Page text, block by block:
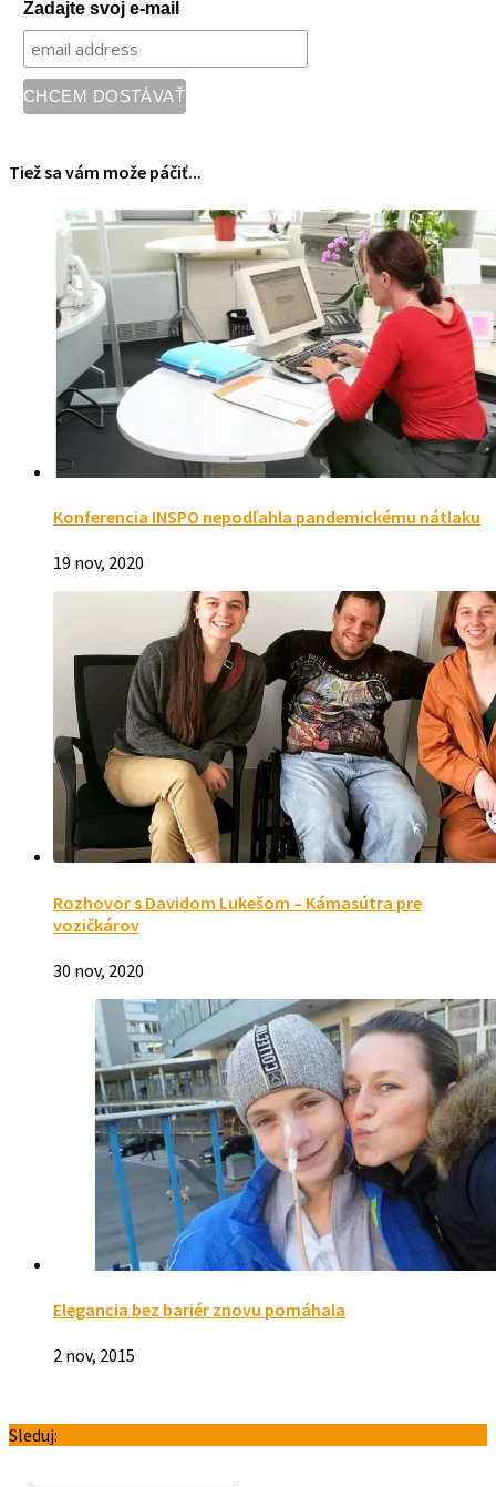
Zadajte svoj e-mail
Tiež sa vám može páčiť...
Konferencia INSPO nepodľahla pandemickému nátlaku
19 nov, 2020
Rozhovor s Davidom Lukešom – Kámasútra pre
vozičkárov
30 nov, 2020
Elegancia bez bariér znovu pomáhala
2 nov, 2015
Sleduj: